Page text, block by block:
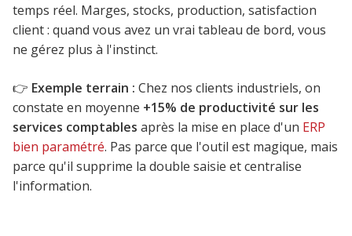
temps réel. Marges, stocks, production, satisfaction
client : quand vous avez un vrai tableau de bord, vous
ne gérez plus à l'instinct.
👉 Exemple terrain : Chez nos clients industriels, on
constate en moyenne +15% de productivité sur les
services comptables après la mise en place d'un ERP
bien paramétré. Pas parce que l'outil est magique, mais
parce qu'il supprime la double saisie et centralise
l'information.